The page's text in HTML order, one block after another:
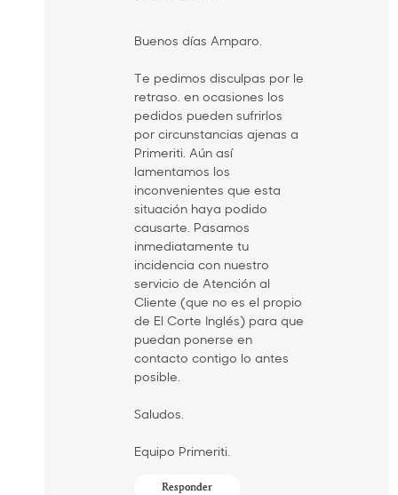
Buenos días Amparo.
Te pedimos disculpas por le
retraso. en ocasiones los
pedidos pueden sufrirlos
por circunstancias ajenas a
Primeriti. Aún así
lamentamos los
inconvenientes que esta
situación haya podido
causarte. Pasamos
inmediatamente tu
incidencia con nuestro
servicio de Atención al
Cliente (que no es el propio
de El Corte Inglés) para que
puedan ponerse en
contacto contigo lo antes
posible.
Saludos.
Equipo Primeriti.
Responder